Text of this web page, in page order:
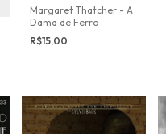
Margaret Thatcher - A
Dama de Ferro
R$15,00